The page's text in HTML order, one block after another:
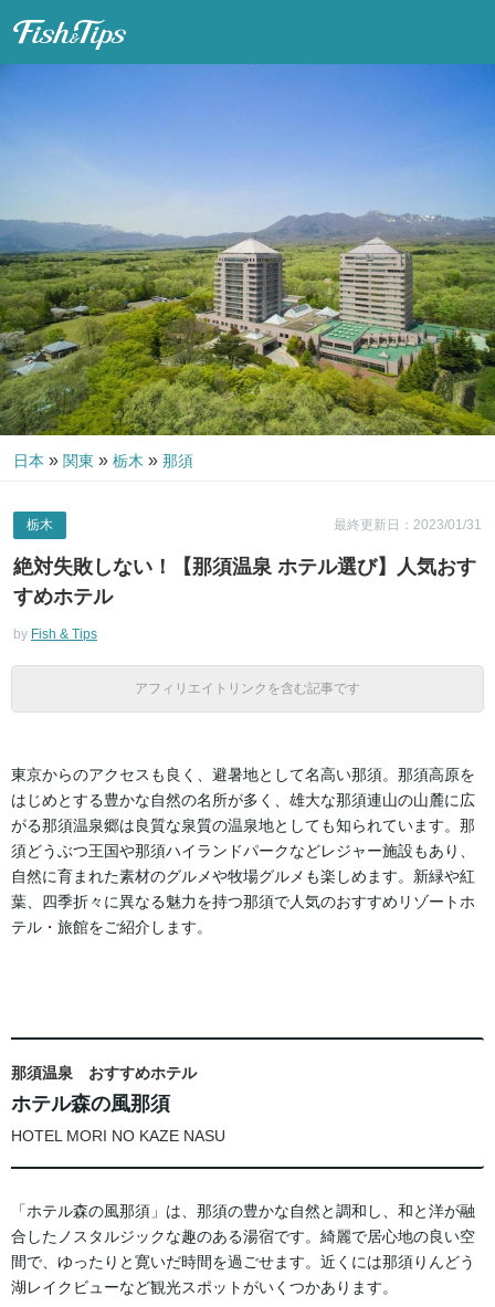
日本 » 関東 » 栃木 » 那須
最終更新日：2023/01/31
栃木
絶対失敗しない！【那須温泉 ホテル選び】人気おす
すめホテル
by Fish & Tips
アフィリエイトリンクを含む記事です
東京からのアクセスも良く、避暑地として名高い那須。那須高原を
はじめとする豊かな自然の名所が多く、雄大な那須連山の山麓に広
がる那須温泉郷は良質な泉質の温泉地としても知られています。那
須どうぶつ王国や那須ハイランドパークなどレジャー施設もあり、
自然に育まれた素材のグルメや牧場グルメも楽しめます。新緑や紅
葉、四季折々に異なる魅力を持つ那須で人気のおすすめリゾートホ
テル・旅館をご紹介します。
那須温泉 おすすめホテル
ホテル森の風那須
HOTEL MORI NO KAZE NASU
「ホテル森の風那須」は、那須の豊かな自然と調和し、和と洋が融
合したノスタルジックな趣のある湯宿です。綺麗で居心地の良い空
間で、ゆったりと寛いだ時間を過ごせます。近くには那須りんどう
湖レイクビューなど観光スポットがいくつかあります。